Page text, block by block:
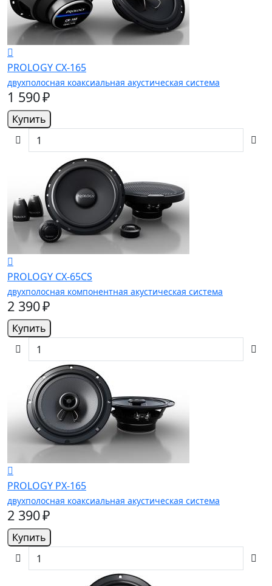
PROLOGY CX-165
двухполосная коаксиальная акустическая система
1 590 ₽
Купить
PROLOGY CX-65CS
двухполосная компонентная акустическая система
2 390 ₽
Купить
PROLOGY PX-165
двухполосная коаксиальная акустическая система
2 390 ₽
Купить